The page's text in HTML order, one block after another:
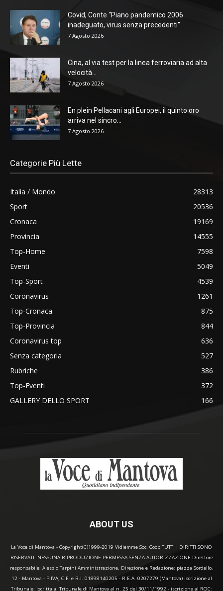
Covid, Conte “Piano pandemico 2006
inadeguato, virus senza precedenti”
7 Agosto 2026
Cina, al via test per la linea ferroviaria ad alta
velocità...
7 Agosto 2026
En plein Pellacani agli Europei, il quinto oro
arriva nel sincro...
7 Agosto 2026
Categorie Più Lette
Italia / Mondo
28313
Sport
20536
Cronaca
19169
Provincia
14555
Top-Home
7598
Eventi
5049
Top-Sport
4539
Coronavirus
1261
Top-Cronaca
875
Top-Provincia
844
Coronavirus top
636
Senza categoria
527
Rubriche
386
Top-Eventi
372
GALLERY DELLO SPORT
166
ABOUT US
La Voce di Mantova - Copyright(C)1999-2019 Vidiemme Soc. Coop TUTTI I DIRITTI SONO
RISERVATI. NESSUNA RIPRODUZIONE PERMESSA SENZA AUTORIZZAZIONE Direttore
responsabile: Alessio Tarpini Amministrazione, Direzione e Redazione: piazza Sordello,
12 - Mantova - P.IVA, C.F. e R.I. 01898140205 - R.E.A. 0207279 (Mantova) iscrizione al
Tribunale: iscritta al Tribunale di Mantova al n. 25 del 30/11/1992 - iscrizione al ROC: